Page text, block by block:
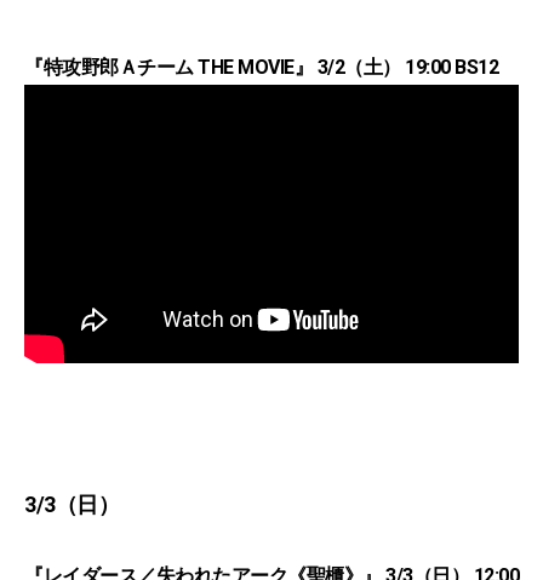
『特攻野郎Ａチーム THE MOVIE』 3/2（土） 19:00 BS12
3/3（日）